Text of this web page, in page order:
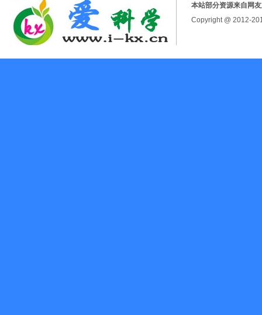
本站部分资源来自网
Copyright @ 2012-